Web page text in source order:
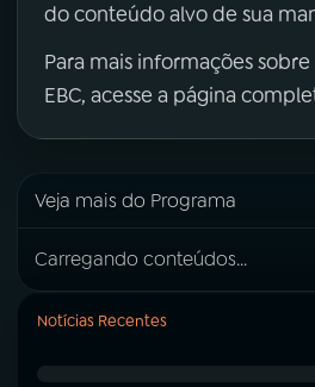
do conteúdo alvo de sua
Para mais informações
EBC, acesse a página
Veja mais do Programa
Carregando conteúdos...
Notícias Recentes